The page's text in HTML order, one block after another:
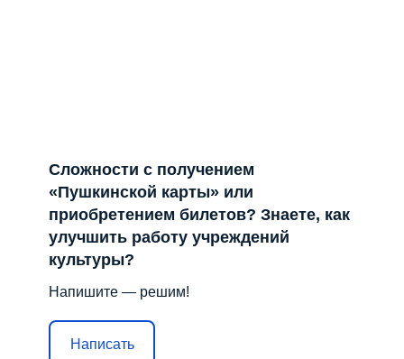
Сложности с получением
«Пушкинской карты» или
приобретением билетов? Знаете, как
улучшить работу учреждений
культуры?
Напишите — решим!
Написать